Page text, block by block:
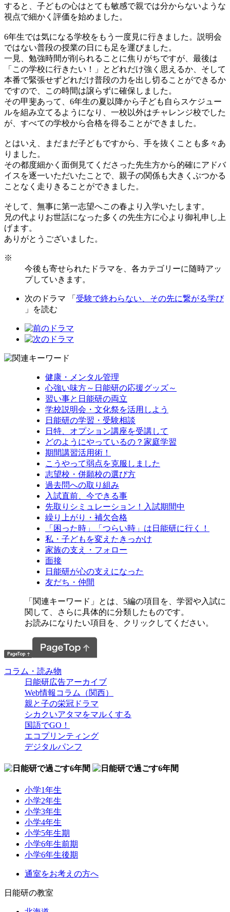
すると、子どもの心はとても敏感で親では分からないような
視点で細かく評価を始めました。
6年生では気になる学校をもう一度見に行きました。説明会
ではない普段の授業の日にも足を運びました。
一見、勉強時間が削られることに焦りがちですが、最後は
「この学校に行きたい！」とどれだけ強く思えるか、そして
本番で緊張せずどれだけ普段の力を出し切ることができるか
ですので、この時間は譲らずに確保しました。
その甲斐あって、6年生の夏以降から子ども自らスケジュー
ルを組み立てるようになり、一校以外はチャレンジ校でした
が、すべての学校から合格を得ることができました。
とはいえ、まだまだ子どもですから、手を抜くことも多々あ
りました。
その都度細かく面倒見てくださった先生方から的確にアドバ
イスを逐一いただいたことで、親子の関係も大きくぶつかる
ことなく走りきることができました。
そして、無事に第一志望へこの春より入学いたします。
兄の代よりお世話になった多くの先生方に心より御礼申し上
げます。
ありがとうございました。
※
今後も寄せられたドラマを、各カテゴリーに随時アッ
プしていきます。
次のドラマ 「 受験で終わらない、その先に繋がる学び
」を読む
健康・メンタル管理
心強い味方～日能研の応援グッズ～
習い事と日能研の両立
学校説明会・文化祭を活用しよう
日能研の学習・受験相談
日特、オプション講座を受講して
どのようにやっているの？家庭学習
期間講習活用術！
こうやって弱点を克服しました
志望校・併願校の選び方
過去問への取り組み
入試直前、今できる事
先取りシミュレーション！入試期間中
繰り上がり・補欠合格
「困った時」「つらい時」は日能研に行く！
私・子どもを変えたきっかけ
家族の支え・フォロー
面接
日能研が心の支えになった
友だち・仲間
「関連キーワード」とは、5編の項目を、学習や入試に
関して、さらに具体的に分類したものです。
お読みになりたい項目を、クリックしてください。
コラム・読み物
日能研広告アーカイブ
Web情報コラム（関西）
親と子の栄冠ドラマ
シカクいアタマをマルくする
国語でGO！
エコプリンティング
デジタルパンフ
小学1年生
小学2年生
小学3年生
小学4年生
小学5年生期
小学6年生前期
小学6年生後期
通室をお考えの方へ
日能研の教室